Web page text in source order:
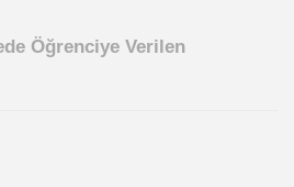
Öğrenciye Verilen